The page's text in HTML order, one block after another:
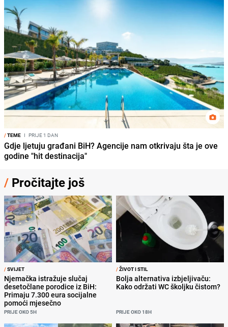
/TEME I PRIJE 1 DAN
Gdje ljetuju građani BiH? Agencije nam otkrivaju šta je ove
godine "hit destinacija"
/ Pročitajte još
/SVIJET
Njemačka istražuje slučaj
desetočlane porodice iz BiH:
Primaju 7.300 eura socijalne
pomoći mjesečno
PRIJE OKO 5H
/ŽIVOT I STIL
Bolja alternativa izbjeljivaču:
Kako održati WC školjku čistom?
PRIJE OKO 18H